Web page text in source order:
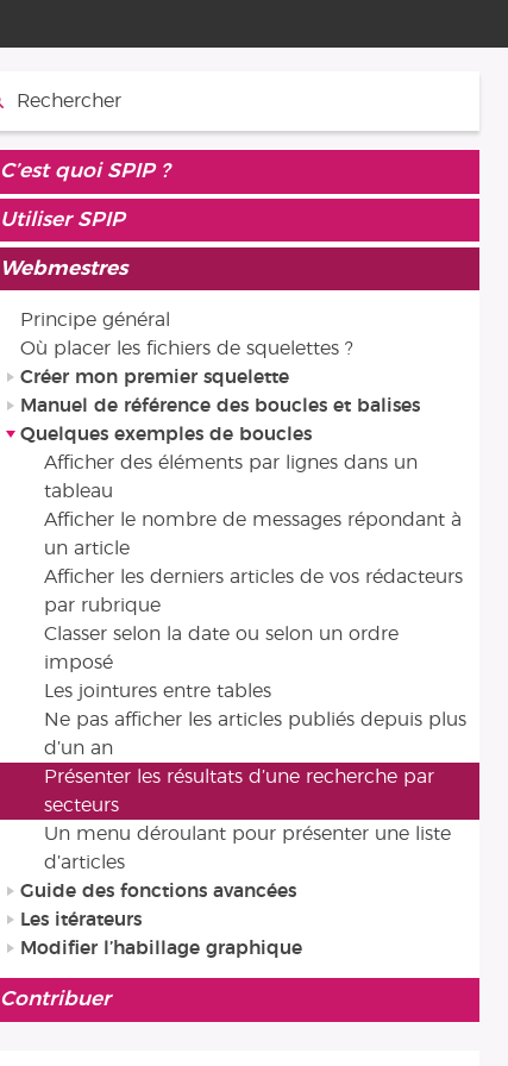
C’est quoi SPIP ?
Utiliser SPIP
Webmestres
Principe général
Où placer les fichiers de squelettes ?
Créer mon premier squelette
Manuel de référence des boucles et balises
Quelques exemples de boucles
Afficher des éléments par lignes dans un
tableau
Afficher le nombre de messages répondant à
un article
Afficher les derniers articles de vos rédacteurs
par rubrique
Classer selon la date ou selon un ordre
imposé
Les jointures entre tables
Ne pas afficher les articles publiés depuis plus
d’un an
Présenter les résultats d’une recherche par
secteurs
Un menu déroulant pour présenter une liste
d’articles
Guide des fonctions avancées
Les itérateurs
Modifier l’habillage graphique
Contribuer